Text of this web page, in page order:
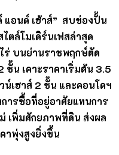
แอนด์ เฮ้าส์” สบช่องปั้น
ตล์โมเดิร์นเฟสล่าสุด
ร่ บนย่านราชพฤกษ์ตัด
น เคาะราคาเริ่มต้น 3.5
น์เฮาส์ 2 ชั้น และคอนโดฯ
การซื้อที่อยู่อาศัยแทนการ
เพิ่มศักยภาพที่ดิน ส่งผล
าพุ่งสูงยิ่งขึ้น